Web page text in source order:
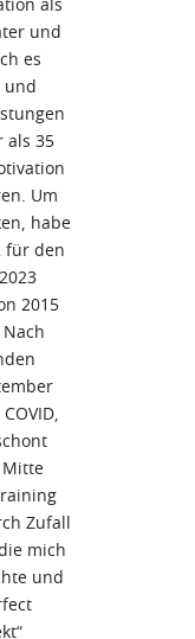
als
und
es
und
als 35
Um
habe
für den
2015
Mitte
Zufall
mich
und